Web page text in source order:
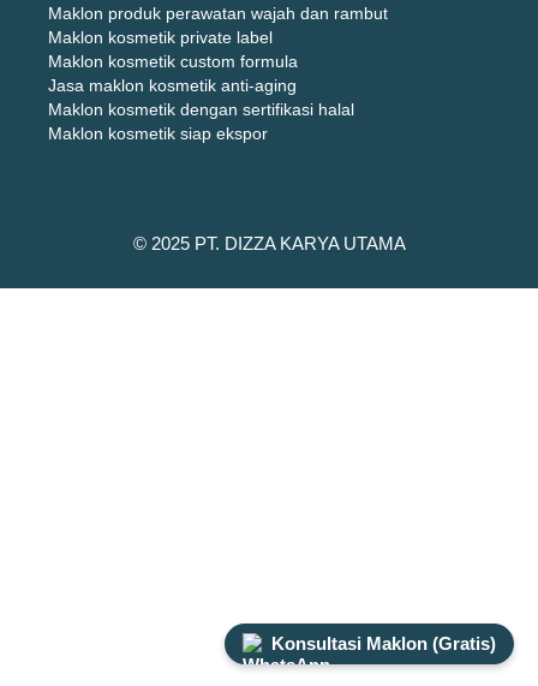
Maklon produk perawatan wajah dan rambut
Maklon kosmetik private label
Maklon kosmetik custom formula
Jasa maklon kosmetik anti-aging
Maklon kosmetik dengan sertifikasi halal
Maklon kosmetik siap ekspor
© 2025 PT. DIZZA KARYA UTAMA
Konsultasi Maklon (Gratis)